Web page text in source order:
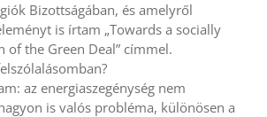
Bizottságában, és amelyről
is írtam „Towards a socially
the Green Deal” címmel.
az energiaszegénység nem
is valós probléma, különösen a